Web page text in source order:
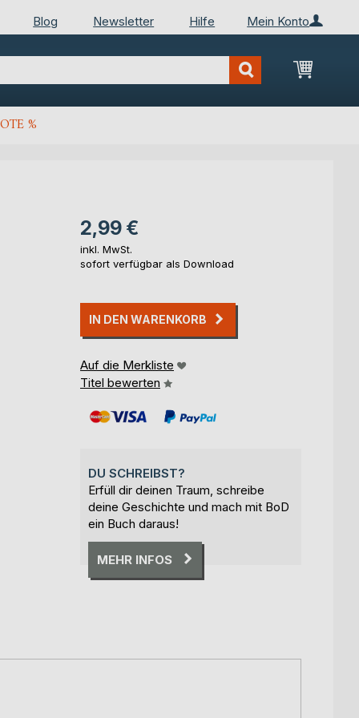
Mein Konto
Blog Newsletter Hilfe
Mein
%
2,99 €
inkl. MwSt.
sofort verfügbar als Download
IN DEN WARENKORB
Auf die Merkliste
Titel bewerten
DU SCHREIBST?
Erfüll dir deinen Traum, schreibe
deine Geschichte und mach mit BoD
ein Buch daraus!
MEHR INFOS